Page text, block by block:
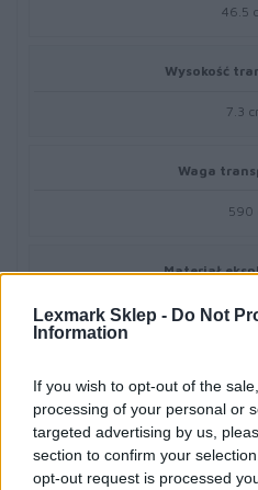
Lexmark Sklep - Do Not
Information
If you wish to opt-out of the
processing of your personal or
targeted advertising by us,
section to confirm your
opt-out request is processed
46.5
Wysokość
7.3
Waga
590
Materiał
Typ materiału